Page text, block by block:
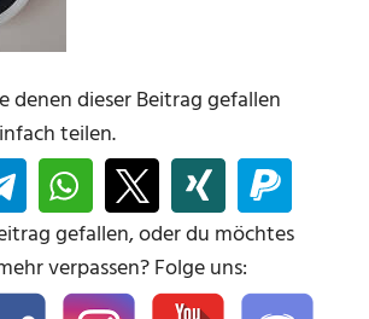
denen dieser Beitrag gefallen
teilen.
gefallen, oder du möchtes
verpassen? Folge uns: